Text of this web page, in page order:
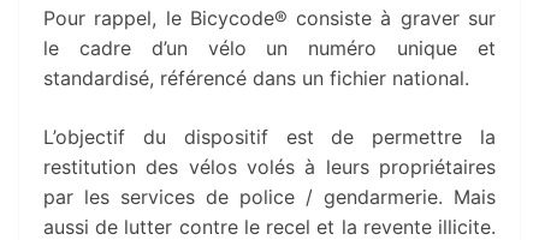
Pour rappel, le Bicycode® consiste à graver sur
le cadre d’un vélo un numéro unique et
standardisé, référencé dans un fichier national.
L’objectif du dispositif est de permettre la
restitution des vélos volés à leurs propriétaires
par les services de police / gendarmerie. Mais
aussi de lutter contre le recel et la revente illicite.